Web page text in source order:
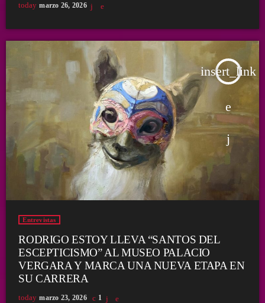
today marzo 26, 2026
insert_link
Entrevistas
RODRIGO ESTOY LLEVA “SANTOS DEL
ESCEPTICISMO” AL MUSEO PALACIO
VERGARA Y MARCA UNA NUEVA ETAPA EN
SU CARRERA
today marzo 23, 2026 1